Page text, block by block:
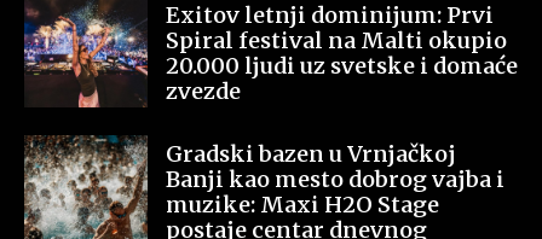
Exitov letnji dominijum: Prvi
Spiral festival na Malti okupio
20.000 ljudi uz svetske i domaće
zvezde
Gradski bazen u Vrnjačkoj
Banji kao mesto dobrog vajba i
muzike: Maxi H2O Stage
postaje centar dnevnog